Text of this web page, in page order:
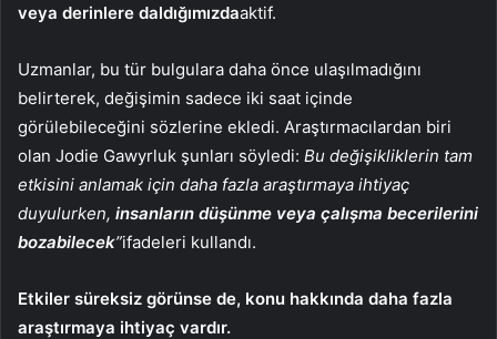
veya derinlere daldığımızdaaktif.
Uzmanlar, bu tür bulgulara daha önce ulaşılmadığını
belirterek, değişimin sadece iki saat içinde
görülebileceğini sözlerine ekledi. Araştırmacılardan biri
olan Jodie Gawyrluk şunları söyledi: Bu değişikliklerin tam
etkisini anlamak için daha fazla araştırmaya ihtiyaç
duyulurken, insanların düşünme veya çalışma becerilerini
bozabilecek”ifadeleri kullandı.
Etkiler süreksiz görünse de, konu hakkında daha fazla
araştırmaya ihtiyaç vardır.